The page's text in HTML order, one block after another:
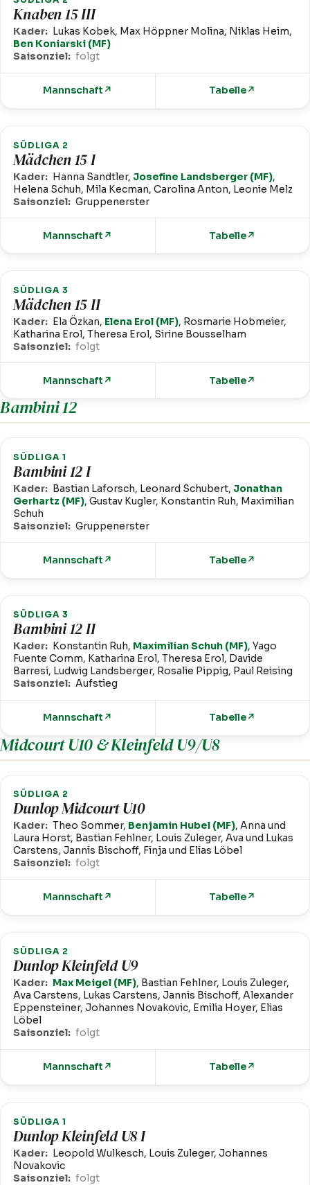
Knaben 15 III
Kader: Lukas Kobek, Max Höppner Molina, Niklas Heim,
Ben Koniarski (MF)
Saisonziel: folgt
Mannschaft ↗ Tabelle↗
SÜDLIGA 2
Mädchen 15 I
Kader: Hanna Sandtler, Josefine Landsberger (MF),
Helena Schuh, Mila Kecman, Carolina Anton, Leonie Melz
Saisonziel: Gruppenerster
Mannschaft ↗ Tabelle↗
SÜDLIGA 3
Mädchen 15 II
Kader: Ela Özkan, Elena Erol (MF), Rosmarie Hobmeier,
Katharina Erol, Theresa Erol, Sirine Bousselham
Saisonziel: folgt
Mannschaft ↗ Tabelle↗
Bambini 12
SÜDLIGA 1
Bambini 12 I
Kader: Bastian Laforsch, Leonard Schubert, Jonathan
Gerhartz (MF), Gustav Kugler, Konstantin Ruh, Maximilian
Schuh
Saisonziel: Gruppenerster
Mannschaft ↗ Tabelle↗
SÜDLIGA 3
Bambini 12 II
Kader: Konstantin Ruh, Maximilian Schuh (MF), Yago
Fuente Comm, Katharina Erol, Theresa Erol, Davide
Barresi, Ludwig Landsberger, Rosalie Pippig, Paul Reising
Saisonziel: Aufstieg
Mannschaft ↗ Tabelle↗
Midcourt U10 & Kleinfeld U9/U8
SÜDLIGA 2
Dunlop Midcourt U10
Kader: Theo Sommer, Benjamin Hubel (MF), Anna und
Laura Horst, Bastian Fehlner, Louis Zuleger, Ava und Lukas
Carstens, Jannis Bischoff, Finja und Elias Löbel
Saisonziel: folgt
Mannschaft ↗ Tabelle↗
SÜDLIGA 2
Dunlop Kleinfeld U9
Kader: Max Meigel (MF), Bastian Fehlner, Louis Zuleger,
Ava Carstens, Lukas Carstens, Jannis Bischoff, Alexander
Eppensteiner, Johannes Novakovic, Emilia Hoyer, Elias
Löbel
Saisonziel: folgt
Mannschaft ↗ Tabelle↗
SÜDLIGA 1
Dunlop Kleinfeld U8 I
Kader: Leopold Wulkesch, Louis Zuleger, Johannes
Novakovic
Saisonziel: folgt